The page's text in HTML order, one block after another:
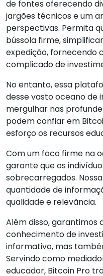
de fontes oferecendo
jargões técnicos e um
perspectivas. Permita
bússola firme,
expedição, fornecendo
complicado de
No entanto, essa
desse vasto oceano de
mergulhar nas
podem confiar em
esforço os recursos
Com um foco firme na
garante que os
sobrecarregados.
quantidade de
qualidade e relevância.
Além disso, garantimos
conhecimento de
informativo, mas
Servindo como
educador, Bitcoin Pro